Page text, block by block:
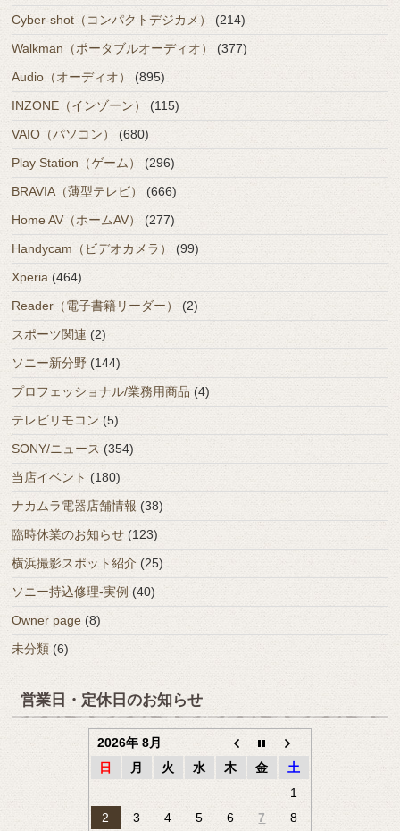
Cyber-shot（コンパクトデジカメ）
(214)
Walkman（ポータブルオーディオ）
(377)
Audio（オーディオ）
(895)
INZONE（インゾーン）
(115)
VAIO（パソコン）
(680)
Play Station（ゲーム） (296)
BRAVIA（薄型テレビ）
(666)
Home AV（ホームAV）
(277)
Handycam（ビデオカメラ）
(99)
Xperia (464)
Reader（電子書籍リーダー）
(2)
スポーツ関連 (2)
ソニー新分野 (144)
プロフェッショナル/業務用商品 (4)
テレビリモコン (5)
SONY/ニュース (354)
当店イベント (180)
ナカムラ電器店舗情報 (38)
臨時休業のお知らせ (123)
横浜撮影スポット紹介 (25)
ソニー持込修理-実例 (40)
Owner page (8)
未分類 (6)
営業日・定休日のお知らせ
2026年 8月
日
月 火 水 木 金
土
1
2
3 4 5 6 7
8